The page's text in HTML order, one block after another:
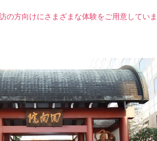
の方向けにさまざまな体験をご用意してい